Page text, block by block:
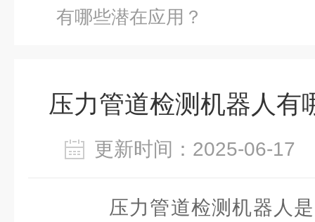
有哪些潜在应用？
压力管道检测机器人有
更新时间：2025-06-
压力管道检测机器人是